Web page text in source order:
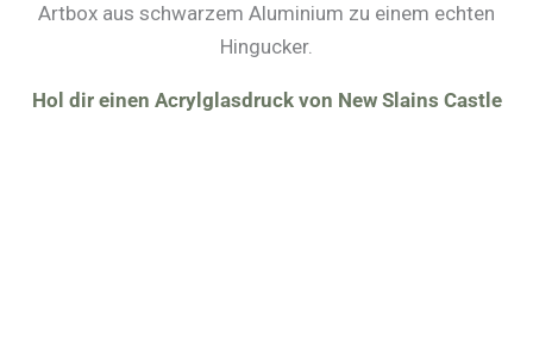
Artbox aus schwarzem Aluminium zu einem echten
Hingucker.
Hol dir einen Acrylglasdruck von New Slains Castle